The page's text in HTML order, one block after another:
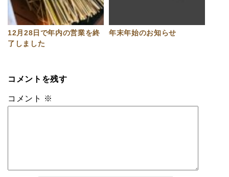
12月28日で年内の営業を終
了しました
年末年始のお知らせ
コメントを残す
コメント ※